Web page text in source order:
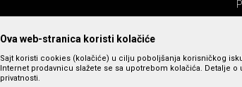
Ova web-stranica koristi kolačiće
Sajt koristi cookies (kolačiće) u cilju poboljšanja korisničkog
Internet prodavnicu slažete se sa upotrebom kolačića. Detalje
privatnosti.